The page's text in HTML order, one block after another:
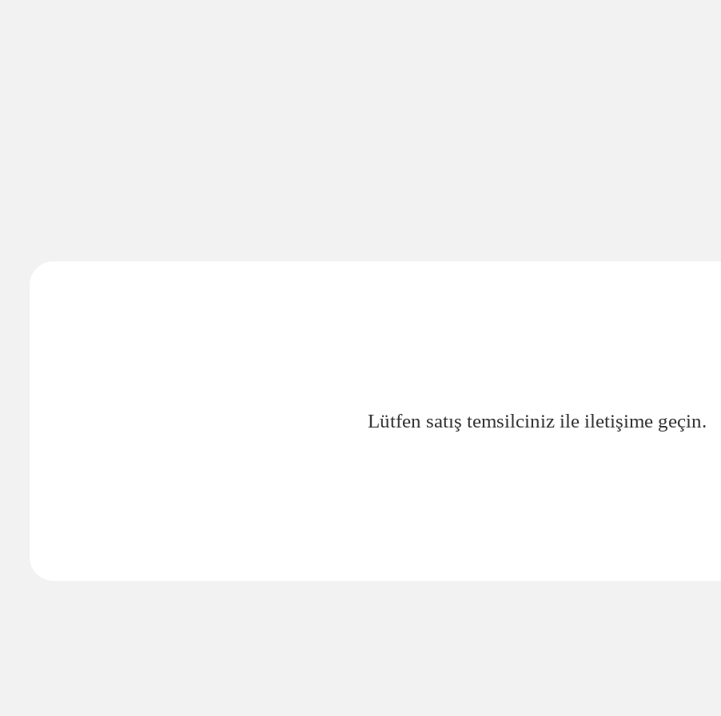
Lütfen satış temsilciniz ile iletişime geçin.